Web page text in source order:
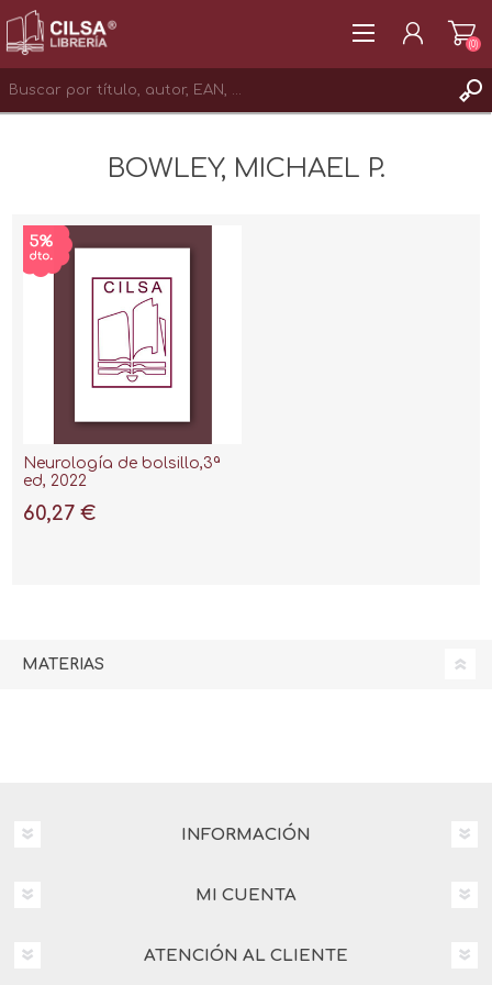
INICIAR SESIÓN
(0)
BOWLEY, MICHAEL P.
Neurología de bolsillo,3ª
ed, 2022
60,27 €
MATERIAS
INFORMACIÓN
MI CUENTA
ATENCIÓN AL CLIENTE